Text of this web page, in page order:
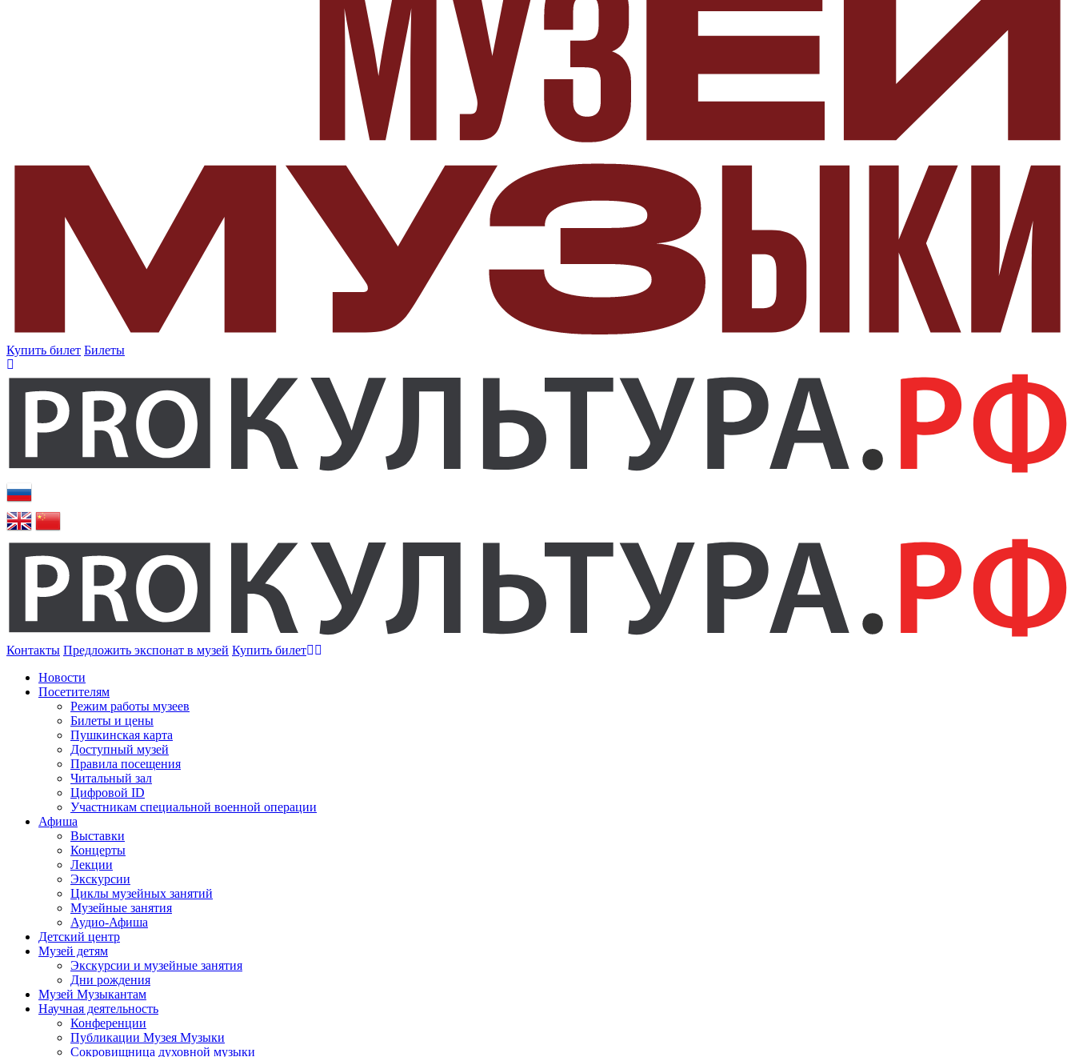
Купить билет Билеты
Контакты Предложить экспонат в музей Купить билет
Новости
Посетителям
Режим работы музеев
Билеты и цены
Пушкинская карта
Доступный музей
Правила посещения
Читальный зал
Цифровой ID
Участникам специальной военной операции
Афиша
Выставки
Концерты
Лекции
Экскурсии
Циклы музейных занятий
Музейные занятия
Аудио-Афиша
Детский центр
Музей детям
Экскурсии и музейные занятия
Дни рождения
Музей Музыкантам
Научная деятельность
Конференции
Публикации Музея Музыки
Сокровищница духовной музыки